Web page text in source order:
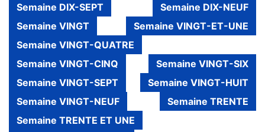
Semaine DIX-SEPT
Semaine DIX-NEUF
Semaine VINGT
Semaine VINGT-ET-UNE
Semaine VINGT-QUATRE
Semaine VINGT-CINQ
Semaine VINGT-SIX
Semaine VINGT-SEPT
Semaine VINGT-HUIT
Semaine VINGT-NEUF
Semaine TRENTE
Semaine TRENTE ET UNE